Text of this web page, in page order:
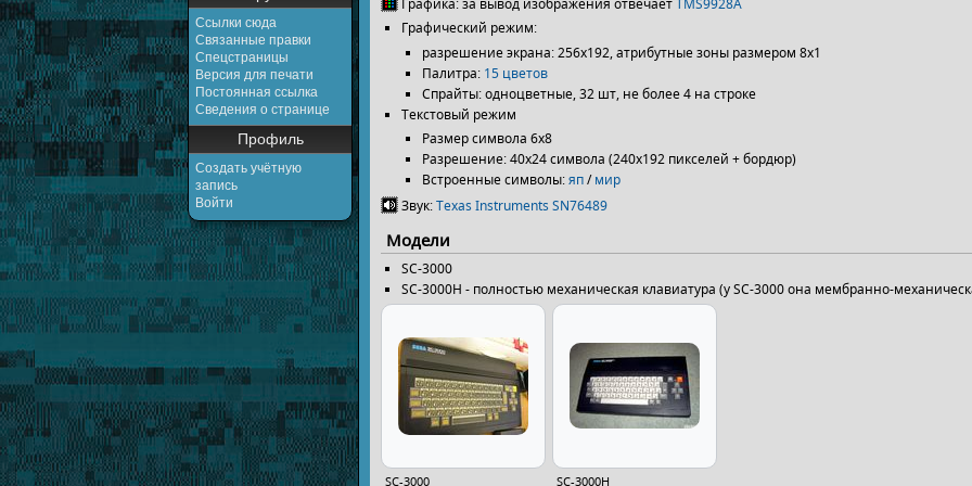
Ссылки сюда
Связанные правки
Спецстраницы
Версия для печати
Постоянная ссылка
Сведения о странице
Профиль
Создать учётную
запись
Войти
Графический режим:
разрешение экрана: 256х192, атрибутные зоны размером 8х1
Палитра: 15 цветов
Спрайты: одноцветные, 32 шт, не более 4 на строке
Текстовый режим
Размер символа 6х8
Разрешение: 40х24 символа (240х192 пикселей + бордюр)
Встроенные символы:яп/мир
Звук:Texas Instruments SN76489
Модели
SC-3000
SC-3000H - полностью механическая клавиатура (у SC-3000 она мембранно-
SC-3000 SC-3000H